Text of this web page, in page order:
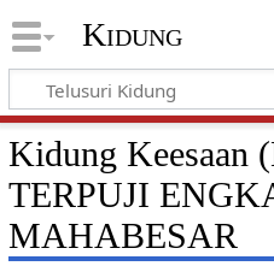
Kidung
Kidung Keesaan
TERPUJI
MAHABESAR